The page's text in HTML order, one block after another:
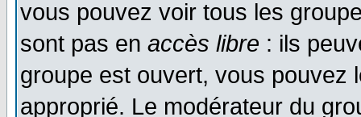
vous pouvez voir tous les
sont pas en accès libre : ils
groupe est ouvert, vous pouvez
approprié. Le modérateur du